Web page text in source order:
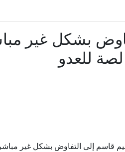
صور مفزعة من
الأمريكية: واشنطن تتحرك
مواجهات مع نتنياهو
بشكل غير
للعدو
قاسم إلى التفاوض بشكل غير مباشر